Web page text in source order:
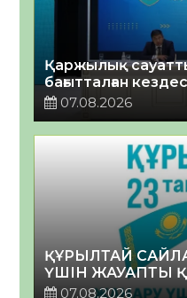
Қаржылық
бағытталған
07.08.2026
ҚҰРЫЛТАЙ
ҮШІН ЖАУАПТЫ
07.08.2026